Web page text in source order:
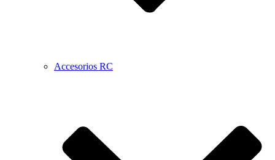
Accesorios RC